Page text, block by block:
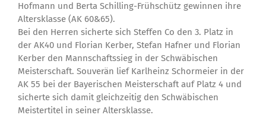
Hofmann und Berta Schilling-Frühschütz gewinnen ihre
Altersklasse (AK 60&65).
Bei den Herren sicherte sich Steffen Co den 3. Platz in
der AK40 und Florian Kerber, Stefan Hafner und Florian
Kerber den Mannschaftssieg in der Schwäbischen
Meisterschaft. Souverän lief Karlheinz Schormeier in der
AK 55 bei der Bayerischen Meisterschaft auf Platz 4 und
sicherte sich damit gleichzeitig den Schwäbischen
Meistertitel in seiner Altersklasse.